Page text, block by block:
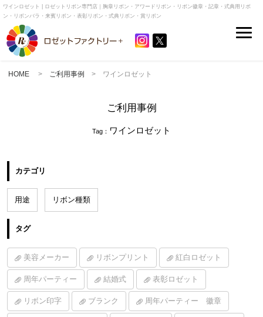
ワインロゼット | ロゼットリボン専門店｜胸章リボン・アワードリボン・リボン徽章・記章・式典用リボ
ン・リボンバラ・来賓リボン・表彰リボン・式典リボン・賞リボン
HOME > ご利用事例 > ワインロゼット
ご利用事例
Tag： ワインロゼット
カテゴリ
用途 リボン種類
タグ
美容メーカー リボンプリント 紅白ロゼット
周年パーティー 結婚式 表彰ロゼット
リボン印字 ブランク 周年パーティー 徽章